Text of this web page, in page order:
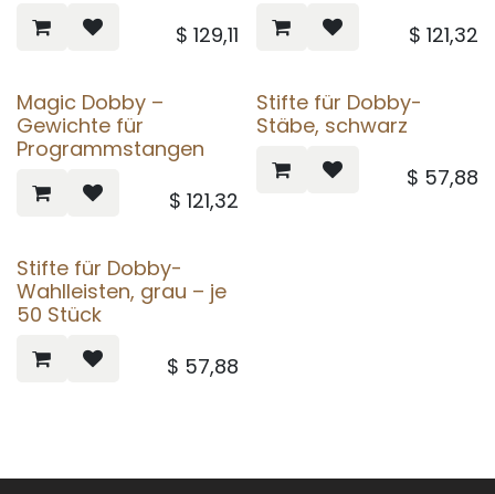
$ 129,11
$ 121,32
Magic Dobby –
Gewichte für
Programmstangen
$ 121,32
Stifte für Dobby-
Stäbe, schwarz
$ 57,88
Stifte für Dobby-
Wahlleisten, grau – je
50 Stück
$ 57,88